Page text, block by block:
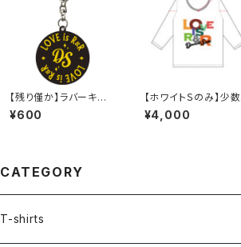
【残り僅か】ラバーキー
ホルダー（イエローの
み）
¥600
【ホワイトＳのみ】少数
限定！Ｔシャツ Ｂ＇（２
カラー）
¥4,000
CATEGORY
T-shirts